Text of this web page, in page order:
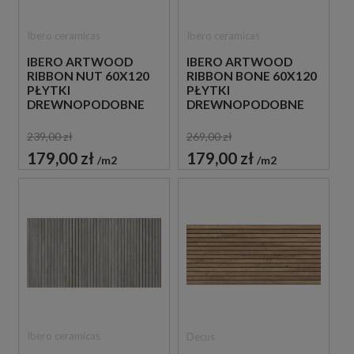
IBERO ARTWOOD
RIBBON NUT 60X120
PŁYTKI
DREWNOPODOBNE
239,00 zł
179,00 zł m2
IBERO ARTWOOD
RIBBON BONE 60X120
PŁYTKI
DREWNOPODOBNE
269,00 zł
179,00 zł m2